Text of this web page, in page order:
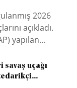
2026
açıkladı.
yapılan...
savaş uçağı